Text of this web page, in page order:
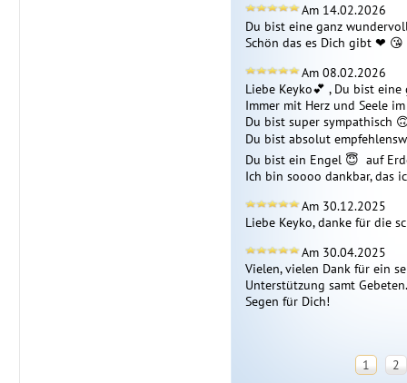
Am 14.02.2026
Du bist eine ganz
Schön das es Dich gibt ❤ ️😘
Am 08.02.2026
Liebe Keyko💕 , Du bist
Immer mit Herz und Seele
Du bist super sympathisch
Du bist absolut
Du bist ein Engel 😇  auf
Ich bin soooo dankbar,
Am 30.12.2025
Liebe Keyko, danke für die
Am 30.04.2025
Vielen, vielen Dank für ein
Unterstützung samt
Segen für Dich!
1 2